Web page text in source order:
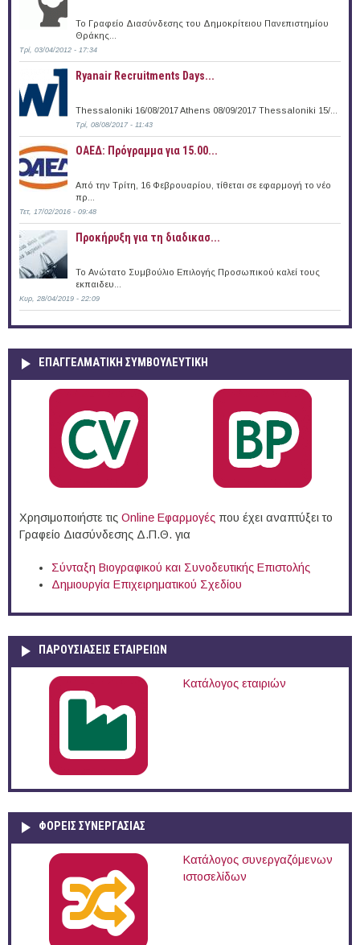
Το Γραφείο Διασύνδεσης του Δημοκρίτειου Πανεπιστημίου
Θράκης...
Τρί, 03/04/2012 - 17:34
Ryanair Recruitments Days...
Thessaloniki 16/08/2017 Athens 08/09/2017 Thessaloniki 15/...
Τρί, 08/08/2017 - 11:43
ΟΑΕΔ: Πρόγραμμα για 15.00...
Από την Τρίτη, 16 Φεβρουαρίου, τίθεται σε εφαρμογή το νέο
πρ...
Τετ, 17/02/2016 - 09:48
Προκήρυξη για τη διαδικασ...
Το Ανώτατο Συμβούλιο Επιλογής Προσωπικού καλεί τους
εκπαιδευ...
Κυρ, 28/04/2019 - 22:09
ΕΠΑΓΓΕΛΜΑΤΙΚΉ ΣΥΜΒΟΥΛΕΥΤΙΚΉ
Χρησιμοποιήστε τις Online Eφαρμογές που έχει αναπτύξει το
Γραφείο Διασύνδεσης Δ.Π.Θ. για
Σύνταξη Βιογραφικού και Συνοδευτικής Επιστολής
Δημιουργία Επιχειρηματικού Σχεδίου
ΠΑΡΟΥΣΙΆΣΕΙΣ ΕΤΑΙΡΕΙΏΝ
Κατάλογος εταιριών
ΦΟΡΕΙΣ ΣΥΝΕΡΓΑΣΙΑΣ
Κατάλογος συνεργαζόμενων
ιστοσελίδων